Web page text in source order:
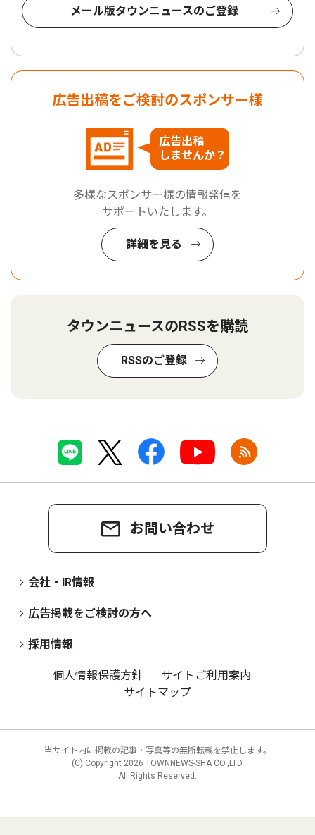
メール版タウンニュースのご登録
広告出稿をご検討のスポンサー様
広告出稿
しませんか？
多様なスポンサー様の情報発信を
サポートいたします。
詳細を見る
タウンニュースのRSSを購読
RSSのご登録
お問い合わせ
会社・IR情報
広告掲載をご検討の方へ
採用情報
個人情報保護方針
サイトご利用案内
サイトマップ
当サイト内に掲載の記事・写真等の無断転載を禁止します。
(C) Copyright 2026 TOWNNEWS-SHA CO.,LTD.
All Rights Reserved.